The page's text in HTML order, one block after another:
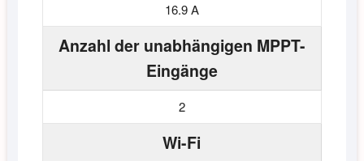
16.9 A
Anzahl der unabhängigen MPPT-
Eingänge
2
Wi-Fi